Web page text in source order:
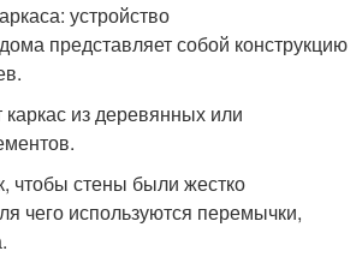
устройство
представляет собой конструкцию
из деревянных или
чтобы стены были жестко
чего используются перемычки,